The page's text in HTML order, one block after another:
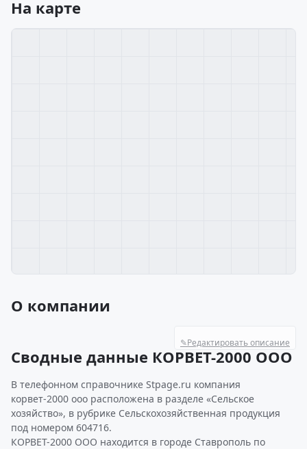
На карте
О компании
✎Редактировать описание
Сводные данные КОРВЕТ-2000 ООО
В телефонном справочнике Stpage.ru компания
корвет-2000 ооо расположена в разделе «Сельское
хозяйство», в рубрике Сельскохозяйственная продукция
под номером 604716.
КОРВЕТ-2000 ООО находится в городе Ставрополь по